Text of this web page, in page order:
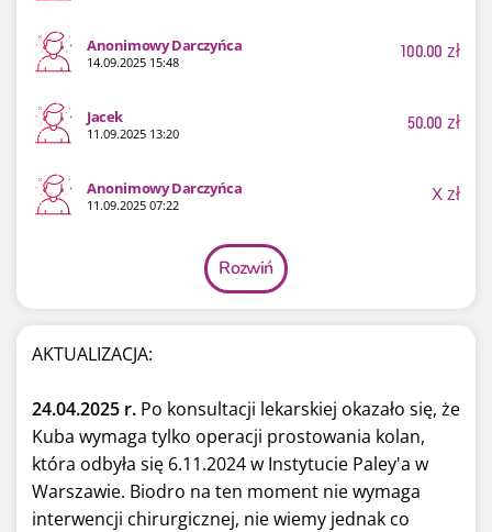
Anonimowy Darczyńca
14.09.2025 15:48 100.00 zł
Jacek
11.09.2025 13:20 50.00 zł
Anonimowy Darczyńca
11.09.2025 07:22 Xzł
Rozwiń
AKTUALIZACJA:
24.04.2025 r. Po konsultacji lekarskiej okazało się, że
Kuba wymaga tylko operacji prostowania kolan,
która odbyła się 6.11.2024 w Instytucie Paley'a w
Warszawie. Biodro na ten moment nie wymaga
interwencji chirurgicznej, nie wiemy jednak co